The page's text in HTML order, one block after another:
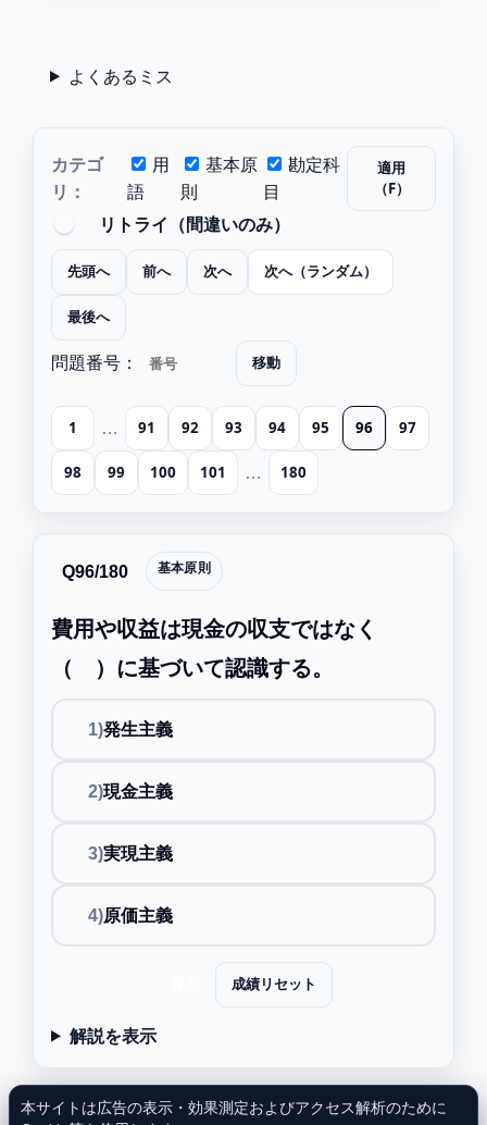
よくあるミス
カテゴ
リ：
用
語
基本原
則
勘定科
目
適用
（F）
リトライ（間違いのみ）
先頭へ 前へ 次へ 次へ（ランダム）
最後へ
問題番号： 移動
1 … 91 92 93 94 95 96 97
98 99 100 101 … 180
Q96/180 基本原則
費用や収益は現金の収支ではなく
（ ）に基づいて認識する。
1)発生主義
2)現金主義
3)実現主義
4)原価主義
成績リセット
解説を表示
本サイトは広告の表示・効果測定およびアクセス解析のために